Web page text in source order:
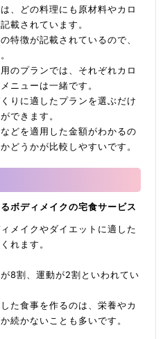
、どの料理にも原材料やカロ
載されています。
特徴が記載されているので、
のプランでは、それぞれカロ
ニューは一緒です。
りに適したプランを選ぶだけ
できます。
どを適用した金額がわかるの
どうかが比較しやすいです。
ボディメイクの宅食サービス
メイクやダイエットに適した
れます。
8割、運動が2割といわれてい
た食事を作るのは、栄養やカ
続かないことも多いです。